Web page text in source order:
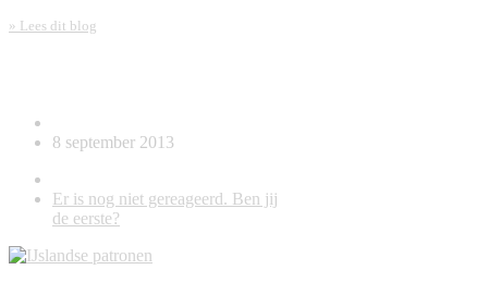
» Lees dit blog
8 september 2013
Er is nog niet gereageerd. Ben jij
de eerste?